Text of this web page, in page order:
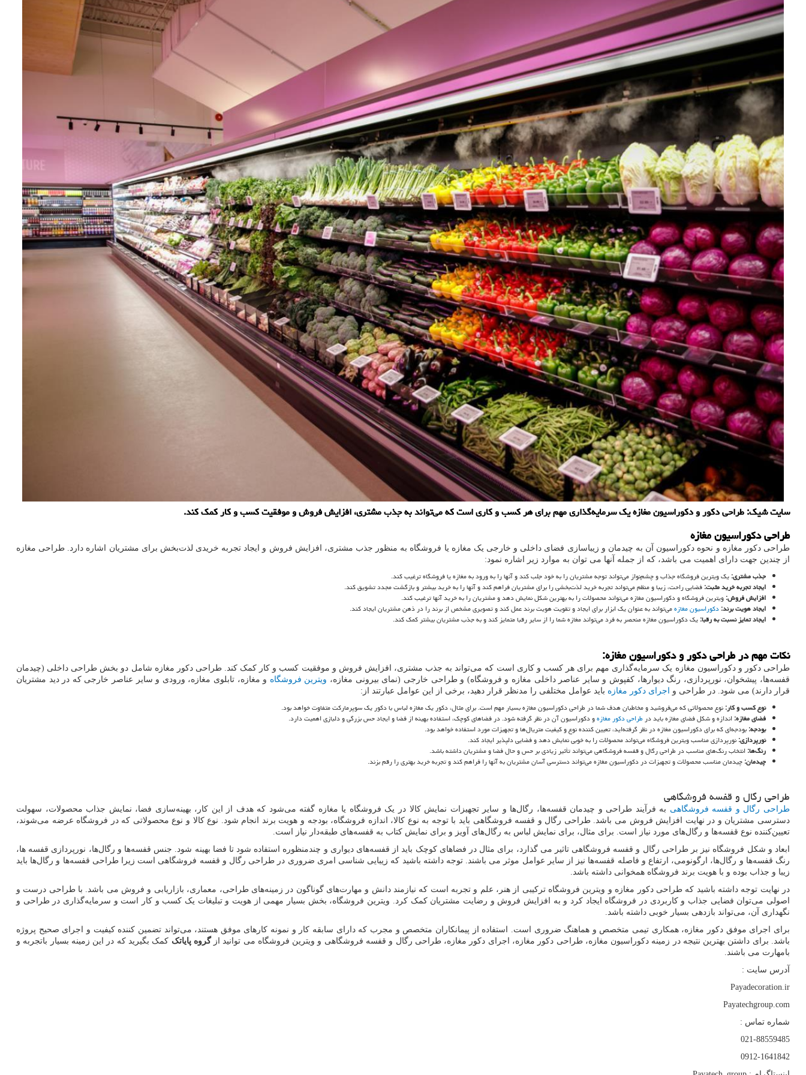
سایت شیک: طراحی دکور و دکوراسیون مغازه یک سرمایه‌گذاری مهم برای هر کسب و کاری است که می‌تواند به جذب مشتری، افزایش فروش و موفقیت کسب و کار کمک کند.
طراحی دکوراسیون مغازه
طراحی دکور مغازه و نحوه دکوراسیون آن به چیدمان و زیباسازی فضای داخلی و خارجی یک مغازه یا فروشگاه به منظور جذب مشتری، افزایش فروش و ایجاد تجربه خریدی لذت‌بخش برای مشتریان اشاره دارد. طراحی مغازه
از چندین جهت دارای اهمیت می باشد، که از جمله آنها می توان به موارد زیر اشاره نمود:
جذب مشتری:یک ویترین فروشگاه جذاب و چشم‌نواز می‌تواند توجه مشتریان را به خود جلب کند و آنها را به ورود به مغازه یا فروشگاه ترغیب کند.
ایجاد تجربه خرید مثبت:فضایی راحت، زیبا و منظم می‌تواند تجربه خرید لذت‌بخشی را برای مشتریان فراهم کند و آنها را به خرید بیشتر و بازگشت مجدد تشویق کند.
افزایش فروش:ویترین فروشگاه و دکوراسیون مغازه می‌تواند محصولات را به بهترین شکل نمایش دهد و مشتریان را به خرید آنها ترغیب کند.
ایجاد هویت برند:دکوراسیون مغازهمی‌تواند به عنوان یک ابزار برای ایجاد و تقویت هویت برند عمل کند و تصویری مشخص از برند را در ذهن مشتریان ایجاد کند.
ایجاد تمایز نسبت به رقبا:یک دکوراسیون مغازه منحصر به فرد می‌تواند مغازه شما را از سایر رقبا متمایز کند و به جذب مشتریان بیشتر کمک کند.
نکات مهم در طراحی دکور و دکوراسیون مغازه:
طراحی دکور و دکوراسیون مغازه یک سرمایه‌گذاری مهم برای هر کسب و کاری است که می‌تواند به جذب مشتری، افزایش فروش و موفقیت کسب و کار کمک کند. طراحی دکور مغازه شامل دو بخش طراحی داخلی (چیدمان
قفسه‌ها، پیشخوان، نورپردازی، رنگ دیوارها، کفپوش و سایر عناصر داخلی مغازه و فروشگاه) و طراحی خارجی (نمای بیرونی مغازه، ویترین فروشگاه و مغازه، تابلوی مغازه، ورودی و سایر عناصر خارجی که در دید مشتریان
قرار دارند) می شود. در طراحی و
اجرای دکور مغازه باید عوامل مختلفی را مدنظر قرار دهید، برخی از این عوامل عبارتند از:
نوع کسب و کار:نوع محصولاتی که می‌فروشید و مخاطبان هدف شما در طراحی دکوراسیون مغازه بسیار مهم است. برای مثال، دکور یک مغازه لباس با دکور یک سوپرمارکت متفاوت خواهد بود.
فضای مغازه:اندازه و شکل فضای مغازه باید در طراحی دکور مغازهو دکوراسیون آن در نظر گرفته شود. در فضاهای کوچک، استفاده بهینه از فضا و ایجاد حس بزرگی و دلبازی اهمیت دارد.
بودجه:بودجه‌ای که برای دکوراسیون مغازه در نظر گرفته‌اید، تعیین کننده نوع و کیفیت متریال‌ها و تجهیزات مورد استفاده خواهد بود.
نورپردازی:نورپردازی مناسب ویترین فروشگاه می‌تواند محصولات را به خوبی نمایش دهد و فضایی دلپذیر ایجاد کند.
رنگ‌ها:انتخاب رنگ‌های مناسب در طراحی رگال و قفسه فروشگاهی می‌تواند تأثیر زیادی بر حس و حال فضا و مشتریان داشته باشد.
چیدمان:چیدمان مناسب محصولات و تجهیزات در دکوراسیون مغازه می‌تواند دسترسی آسان مشتریان به آنها را فراهم کند و تجربه خرید بهتری را رقم بزند.
طراحی رگال و قفسه فروشگاهی
طراحی رگال و قفسه فروشگاهی به فرآیند طراحی و چیدمان قفسه‌ها، رگال‌ها و سایر تجهیزات نمایش کالا در یک فروشگاه یا مغازه گفته می‌شود که هدف از این کار، بهینه‌سازی فضا، نمایش جذاب محصولات، سهولت
دسترسی مشتریان و در نهایت افزایش فروش می باشد. طراحی رگال و قفسه فروشگاهی باید با توجه به نوع کالا، اندازه فروشگاه، بودجه و هویت برند انجام شود. نوع کالا و نوع محصولاتی که در فروشگاه عرضه می‌شوند،
تعیین‌کننده نوع قفسه‌ها و رگال‌های مورد نیاز است. برای مثال، برای نمایش لباس به رگال‌های آویز و برای نمایش کتاب به قفسه‌های طبقه‌دار نیاز است.
ابعاد و شکل فروشگاه نیز بر طراحی رگال و قفسه فروشگاهی تاثیر می گذارد، برای مثال در فضاهای کوچک باید از قفسه‌های دیواری و چندمنظوره استفاده شود تا فضا بهینه شود. جنس قفسه‌ها و رگال‌ها، نورپردازی قفسه ها،
رنگ قفسه‌ها و رگال‌ها، ارگونومی، ارتفاع و فاصله قفسه‌ها نیز از سایر عوامل موثر می باشند. توجه داشته باشید که زیبایی شناسی امری ضروری در طراحی رگال و قفسه فروشگاهی است زیرا طراحی قفسه‌ها و رگال‌ها باید
زیبا و جذاب بوده و با هویت برند فروشگاه همخوانی داشته باشد.
در نهایت توجه داشته باشید که طراحی دکور مغازه و ویترین فروشگاه ترکیبی از هنر، علم و تجربه است که نیازمند دانش و مهارت‌های گوناگون در زمینه‌های طراحی، معماری، بازاریابی و فروش می باشد. با طراحی درست و
اصولی می‌توان فضایی جذاب و کاربردی در فروشگاه ایجاد کرد و به افزایش فروش و رضایت مشتریان کمک کرد. ویترین فروشگاه، بخش بسیار مهمی از هویت و تبلیغات یک کسب و کار است و سرمایه‌گذاری در طراحی و
نگهداری آن، می‌تواند بازدهی بسیار خوبی داشته باشد.
برای اجرای موفق دکور مغازه، همکاری تیمی متخصص و هماهنگ ضروری است. استفاده از پیمانکاران متخصص و مجرب که دارای سابقه کار و نمونه کارهای موفق هستند، می‌تواند تضمین کننده کیفیت و اجرای صحیح پروژه
باشد. برای داشتن بهترین نتیجه در زمینه دکوراسیون مغازه، طراحی دکور مغازه، اجرای دکور مغازه، طراحی رگال و قفسه فروشگاهی و ویترین فروشگاه می توانید ازگروه پایاتک کمک بگیرید که در این زمینه بسیار باتجربه و
بامهارت می باشند.
آدرس سایت :
Payadecoration.ir
Payatechgroup.com
شماره تماس :
021-88559485
0912-1641842